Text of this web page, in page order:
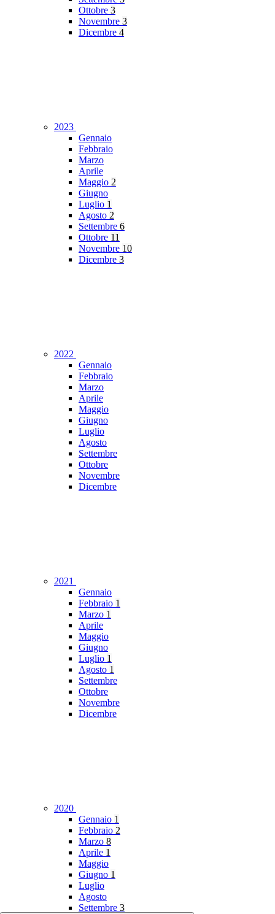
Ottobre 3
Novembre 3
Dicembre 4
2023
Gennaio
Febbraio
Marzo
Aprile
Maggio 2
Giugno
Luglio 1
Agosto 2
Settembre 6
Ottobre 11
Novembre 10
Dicembre 3
2022
Gennaio
Febbraio
Marzo
Aprile
Maggio
Giugno
Luglio
Agosto
Settembre
Ottobre
Novembre
Dicembre
2021
Gennaio
Febbraio 1
Marzo 1
Aprile
Maggio
Giugno
Luglio 1
Agosto 1
Settembre
Ottobre
Novembre
Dicembre
2020
Gennaio 1
Febbraio 2
Marzo 8
Aprile 1
Maggio
Giugno 1
Luglio
Agosto
Settembre 3